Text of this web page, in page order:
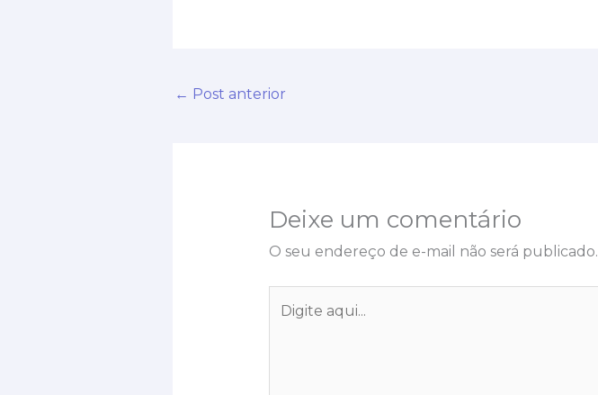
← Post anterior
Deixe um comentário
O seu endereço de e-mail não será publicado.